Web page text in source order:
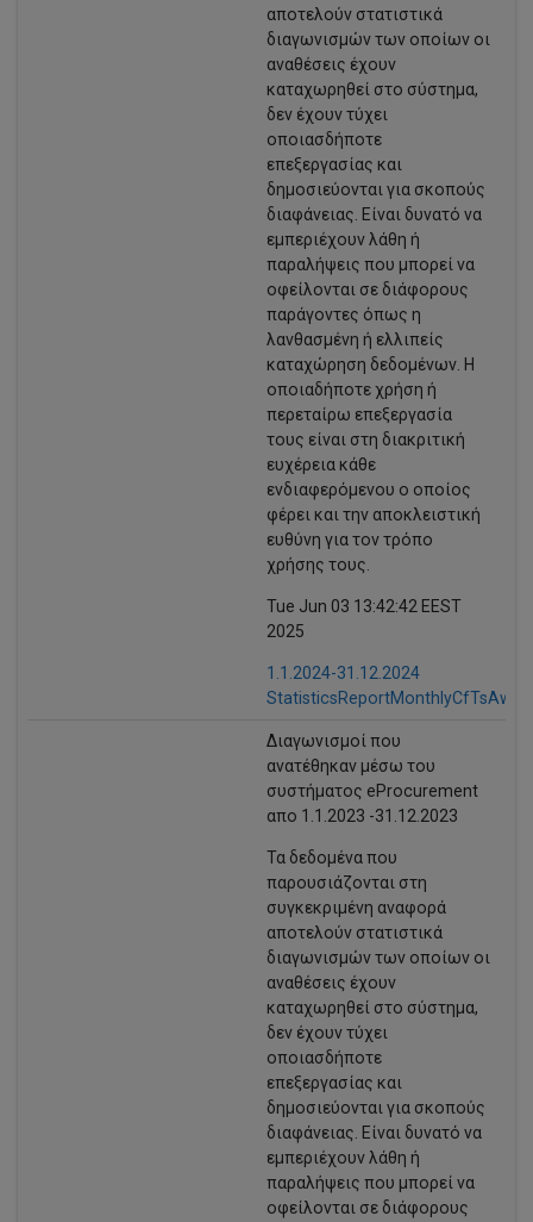
αποτελούν στατιστικά
διαγωνισμών των οποίων οι
αναθέσεις έχουν
καταχωρηθεί στο σύστημα,
δεν έχουν τύχει
οποιασδήποτε
επεξεργασίας και
δημοσιεύονται για σκοπούς
διαφάνειας. Είναι δυνατό να
εμπεριέχουν λάθη ή
παραλήψεις που μπορεί να
οφείλονται σε διάφορους
παράγοντες όπως η
λανθασμένη ή ελλιπείς
καταχώρηση δεδομένων. Η
οποιαδήποτε χρήση ή
περεταίρω επεξεργασία
τους είναι στη διακριτική
ευχέρεια κάθε
ενδιαφερόμενου ο οποίος
φέρει και την αποκλειστική
ευθύνη για τον τρόπο
χρήσης τους.
Tue Jun 03 13:42:42 EEST
2025
1.1.2024-31.12.2024
Διαγωνισμοί που
ανατέθηκαν μέσω του
συστήματος eProcurement
απo 1.1.2023 -31.12.2023
Τα δεδομένα που
παρουσιάζονται στη
συγκεκριμένη αναφορά
αποτελούν στατιστικά
διαγωνισμών των οποίων οι
αναθέσεις έχουν
καταχωρηθεί στο σύστημα,
δεν έχουν τύχει
οποιασδήποτε
επεξεργασίας και
δημοσιεύονται για σκοπούς
διαφάνειας. Είναι δυνατό να
εμπεριέχουν λάθη ή
παραλήψεις που μπορεί να
οφείλονται σε διάφορους